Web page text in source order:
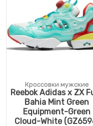
Кроссовки мужские
Reebok Adidas x ZX
Bahia Mint Green
Equipment-Green
Cloud-White